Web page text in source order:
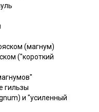
(магнум)
("короткий
гильзы
и "усиленный